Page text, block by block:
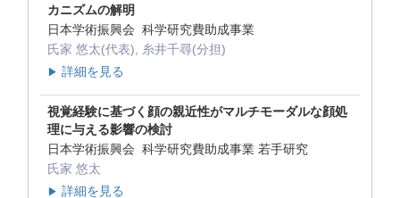
カニズムの解明
日本学術振興会 科学研究費助成事業
氏家 悠太(代表), 糸井千尋(分担)
▶ 詳細を見る
視覚経験に基づく顔の親近性がマルチモーダルな顔処
理に与える影響の検討
日本学術振興会 科学研究費助成事業 若手研究
氏家 悠太
▶ 詳細を見る